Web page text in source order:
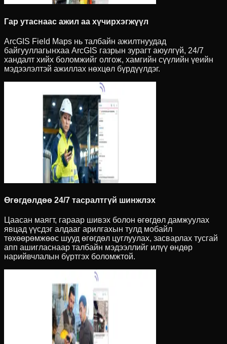
Гар утаснаас ажил аа хүчирхэгжүүл
ArcGIS Field Maps нь талбайн ажилтнуудад
байгууллагынхаа ArcGIS газрын зурагт аюулгүй, 24/7
хандалт хийх боломжийг олгож, хамгийн сүүлийн үеийн
мэдээлэлтэй ажиллах нөхцөл бүрдүүлдэг.
Өгөгдөлдөө 24/7 тасралтгүй шинжлэх
Цаасан маягт, гараар шивэх болон өгөгдөл дамжуулах
явцад үүсдэг алдааг арилгахын тулд мобайл
төхөөрөмжөөс шууд өгөгдөл цуглуулах, засварлах тусгай
апп ашигласнаар талбайн мэдээллийг илүү өндөр
нарийвчлалын бүртгэх боломжтой.